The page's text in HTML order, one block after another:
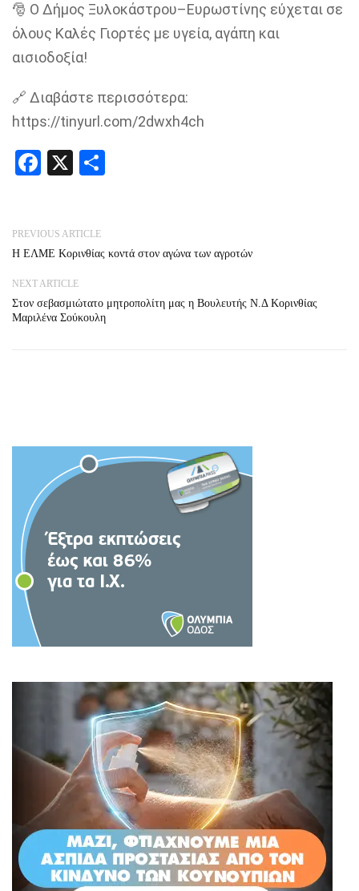
🎅 Ο Δήμος Ξυλοκάστρου–Ευρωστίνης εύχεται σε
όλους Καλές Γιορτές με υγεία, αγάπη και
αισιοδοξία!
🔗 Διαβάστε περισσότερα:
https://tinyurl.com/2dwxh4ch
Facebook
X
PREVIOUS ARTICLE
Η ΕΛΜΕ Κορινθίας κοντά στον αγώνα των αγροτών
NEXT ARTICLE
Στον σεβασμιώτατο μητροπολίτη μας η Βουλευτής Ν.Δ Κορινθίας
Μαριλένα Σούκουλη